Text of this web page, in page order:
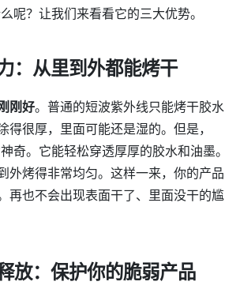
呢？让我们来看看它的三大优势。
：从里到外都能烤干
刚好。普通的短波紫外线只能烤干胶水
得很厚，里面可能还是湿的。但是，
奇。它能轻松穿透厚厚的胶水和油墨。
外烤得非常均匀。这样一来，你的产品
再也不会出现表面干了、里面没干的尴
放：保护你的脆弱产品